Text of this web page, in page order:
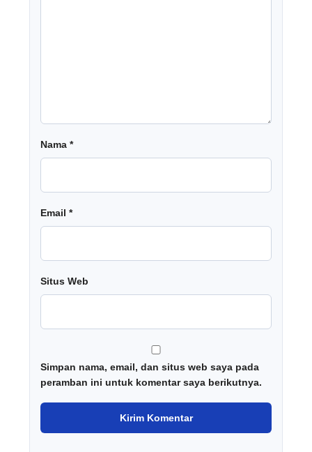
Nama *
Email *
Situs Web
Simpan nama, email, dan situs web saya pada
peramban ini untuk komentar saya berikutnya.